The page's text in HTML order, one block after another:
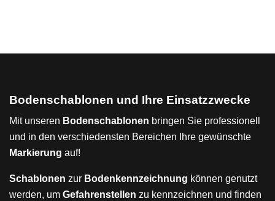
Bodenschablonen und Ihre Einsatzzwecke
Mit unseren Bodenschablonen bringen Sie professionell
und in den verschiedensten Bereichen Ihre gewünschte
Markierung auf!
Schablonen zur Bodenkennzeichnung können genutzt
werden, um Gefahrenstellen zu kennzeichnen und finden